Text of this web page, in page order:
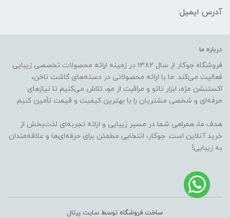
آدرس ایمیل:
درباره ما
فروشگاه جوکار از سال ۱۳۸۲ در زمینه ارائه محصولات تخصصی زیبایی
فعالیت می‌کند. ما با ارائه محصولاتی در دسته‌های کاشت ناخن،
اکستنشن مژه، ابزار تاتو و مراقبت از مو، تلاش می‌کنیم تا نیازهای
حرفه‌ای و شخصی مشتریان را با بهترین کیفیت و قیمت تأمین کنیم.
هدف ما، همراهی شما در مسیر زیبایی و ارائه تجربه‌ای لذت‌بخش از
خرید آنلاین است. جوکار، انتخابی مطمئن برای حرفه‌ای‌ها و علاقه‌مندان
به زیبایی!
ساخت فروشگاه توسط سایت پرتال